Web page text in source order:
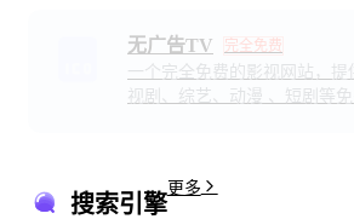
无广告TV 完全免费
一个完全免费的影视网站，
视剧、综艺、动漫 、短剧等
搜索引擎
更多